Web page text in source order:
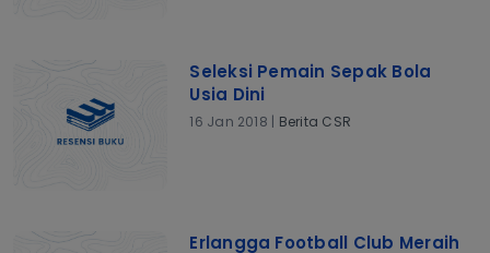
Seleksi Pemain Sepak Bola
Usia Dini
16 Jan 2018 | Berita CSR
Erlangga Football Club Meraih